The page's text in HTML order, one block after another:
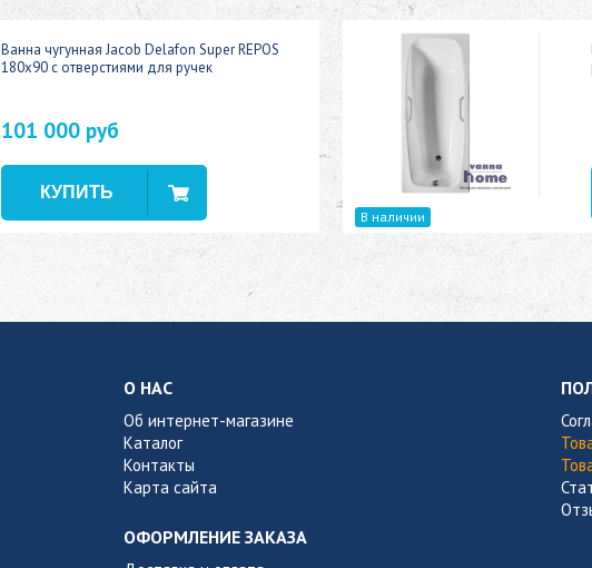
Ванна чугунная Jacob Delafon Super REPOS
180х90 с отверстиями для ручек
101 000 руб
В наличии
О НАС
Об интернет-магазине
Каталог
Контакты
Карта сайта
ОФОРМЛЕНИЕ ЗАКАЗА